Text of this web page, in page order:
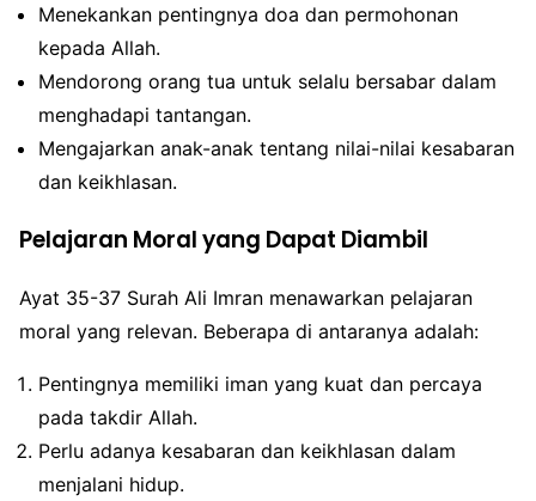
Menekankan pentingnya doa dan permohonan
kepada Allah.
Mendorong orang tua untuk selalu bersabar dalam
menghadapi tantangan.
Mengajarkan anak-anak tentang nilai-nilai kesabaran
dan keikhlasan.
Pelajaran Moral yang Dapat Diambil
Ayat 35-37 Surah Ali Imran menawarkan pelajaran
moral yang relevan. Beberapa di antaranya adalah:
Pentingnya memiliki iman yang kuat dan percaya
pada takdir Allah.
Perlu adanya kesabaran dan keikhlasan dalam
menjalani hidup.